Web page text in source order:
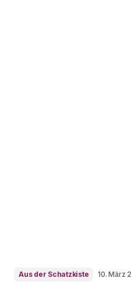
Aus der Schatzkiste 10. März